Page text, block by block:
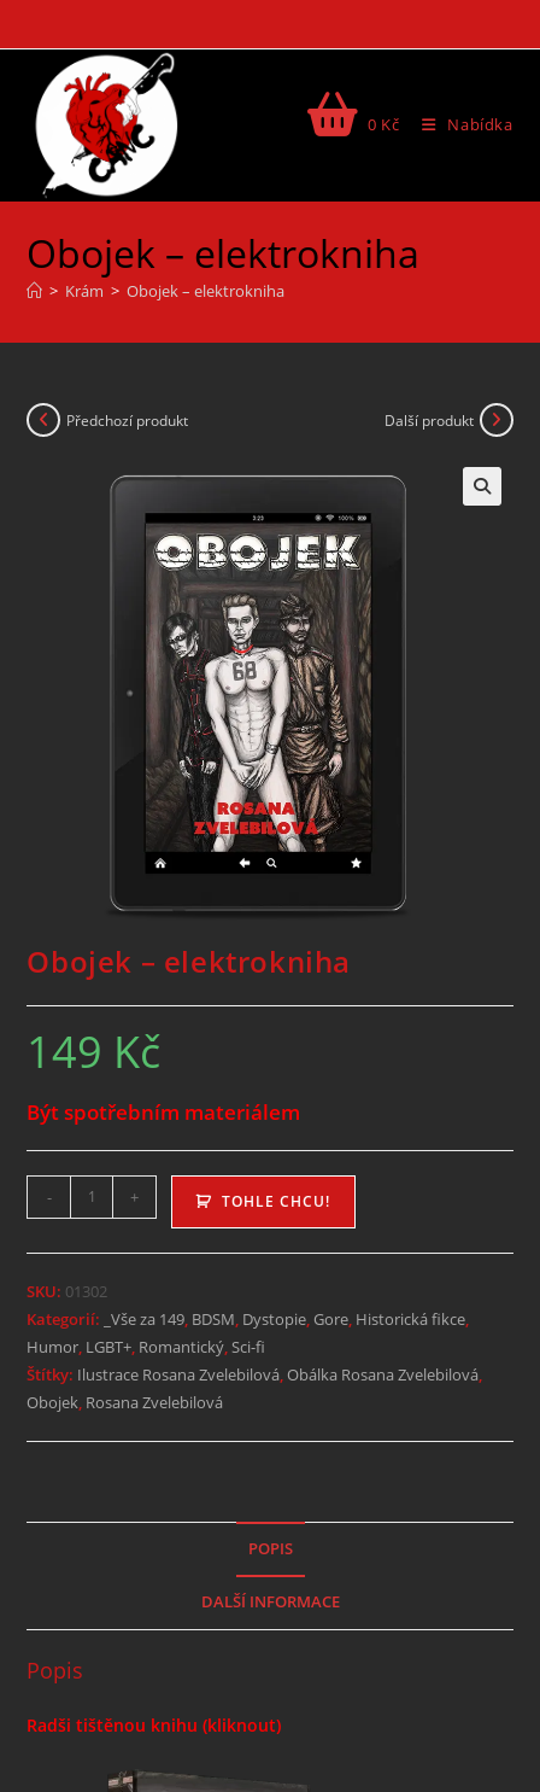
0 Kč Nabídka
Obojek – elektrokniha
> Krám > Obojek – elektrokniha
Předchozí produkt Další produkt
Obojek – elektrokniha
149 Kč
Být spotřebním materiálem
- + TOHLE CHCU!
SKU: 01302
Kategorií: _Vše za 149, BDSM, Dystopie, Gore, Historická fikce,
Humor, LGBT+, Romantický,Sci-fi
Štítky: Ilustrace Rosana Zvelebilová,Obálka Rosana Zvelebilová,
Obojek, Rosana Zvelebilová
POPIS
DALŠÍ INFORMACE
Popis
Radši tištěnou knihu (kliknout)